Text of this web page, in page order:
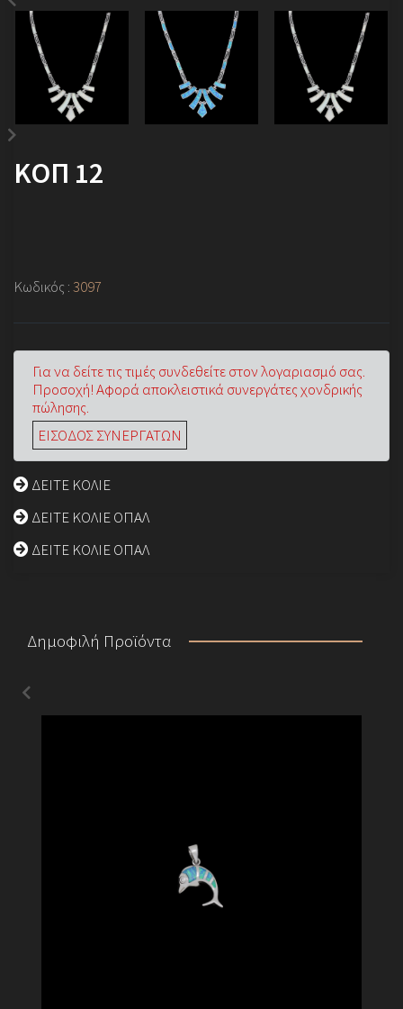
ΚΟΠ 12
Κωδικός :3097
Για να δείτε τις τιμές συνδεθείτε στον λογαριασμό σας.
Προσοχή! Αφορά αποκλειστικά συνεργάτες χονδρικής
πώλησης.
ΕΙΣΟΔΟΣ ΣΥΝΕΡΓΑΤΩΝ
ΔΕΙΤΕ ΚΟΛΙΕ
ΔΕΙΤΕ ΚΟΛΙΕ ΟΠΑΛ
ΔΕΙΤΕ ΚΟΛΙΕ ΟΠΑΛ
Δημοφιλή Προϊόντα